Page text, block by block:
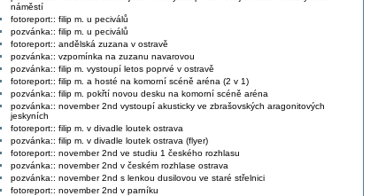
náměstí
fotoreport:: filip m. u peciválů
pozvánka:: filip m. u peciválů
fotoreport:: andělská zuzana v ostravě
pozvánka:: vzpomínka na zuzanu navarovou
pozvánka:: filip m. vystoupí letos poprvé v ostravě
fotoreport:: filip m. a hosté na komorní scéně aréna (2 v 1)
pozvánka:: filip m. pokřtí novou desku na komorní scéně aréna
pozvánka:: november 2nd vystoupí akusticky ve zbrašovských aragonitových
jeskyních
fotoreport:: filip m. v divadle loutek ostrava
pozvánka:: filip m. v divadle loutek ostrava (flyer)
fotoreport:: november 2nd ve studiu 1 českého rozhlasu
pozvánka:: november 2nd v českém rozhlase ostrava
pozvánka:: november 2nd s lenkou dusilovou ve staré střelnici
fotoreport:: november 2nd v parníku